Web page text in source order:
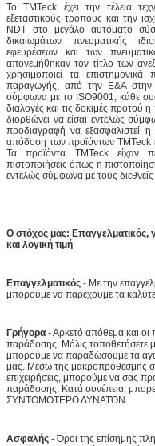
Το TMTeck έχει την τέλεια
εξεταστικούς τρόπους και την
NDT στο μεγάλο αυτόματο
δικαιωμάτων πνευματικής
εφευρέσεων και των
απονεμήθηκαν τον τίτλο των
χρησιμοποιεί τα επιστημονικά
παραγωγής, από την Ε&Α στην
σύμφωνα με το ISO9001, κάθε
διαλογές και τις δοκιμές
διορθώνει να είσαι εντελώς
προδιαγραφή να εξασφαλιστεί
απόδοση των προϊόντων TMTeck
Τα προϊόντα TMTeck είχαν
πιστοποιήσεις όπως η
εντελώς σύμφωνα με τους
Ο στόχος μας: Επαγγελματικός,
και λογική τιμή
Επαγγελματικός - Με την
μπορούμε να παρέχουμε τα
Γρήγορα - Αρκετό απόθεμα και οι
παράδοσης. Μόλις τοποθετήσετε
μπορούμε να παραδώσουμε τα
μας. Μέσω της μακροπρόθεσμης
επιχειρήσεις, μπορούμε να σας
παράδοσης. Κατά συνέπεια,
ΣΥΝΤΟΜΟΤΕΡΟ ΔΥΝΑΤΌΝ.
Ασφαλής - Όροι της επίσημης